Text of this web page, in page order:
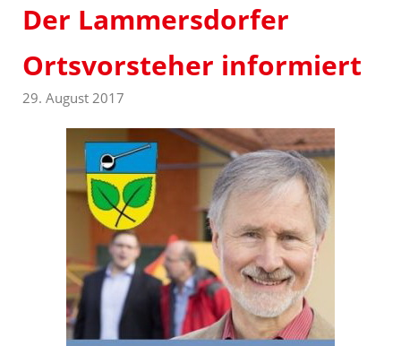
Der Lammersdorfer
Ortsvorsteher informiert
29. August 2017